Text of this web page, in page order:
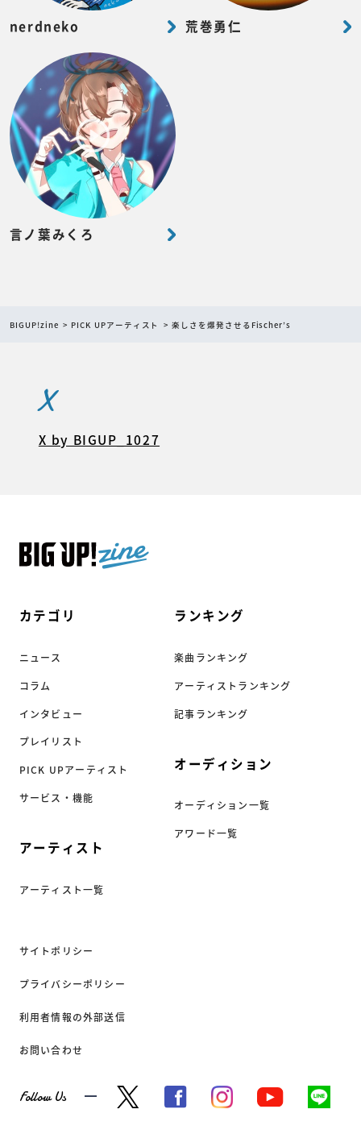
nerdneko 荒巻勇仁
言ノ葉みくろ
BIGUP!zine PICK UPアーティスト 楽しさを爆発させるFischer’s
カテゴリ
ニュース
コラム
インタビュー
プレイリスト
PICK UPアーティスト
サービス・機能
アーティスト
アーティスト一覧
ランキング
楽曲ランキング
アーティストランキング
記事ランキング
オーディション
オーディション一覧
アワード一覧
サイトポリシー
プライバシーポリシー
利用者情報の外部送信
お問い合わせ
Follow Us
X
X by BIGUP_1027